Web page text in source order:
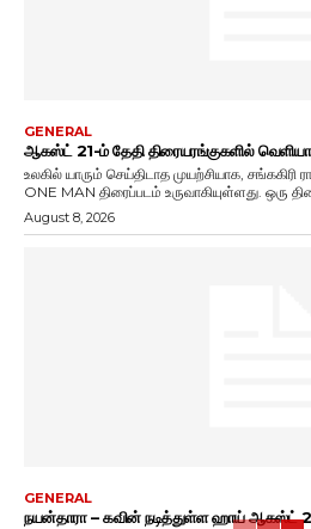
GENERAL
ஆகஸ்ட் 21-ம் தேதி திரையரங்குகளில்
உலகில் யாரும் செய்திடாத முயற்சியாக, சங்ககிரி
ONE MAN திரைப்படம் உருவாகியுள்ளது. ஒரு
August 8, 2026
GENERAL
நயன்தாரா – கவின் நடித்துள்ள ஹாய் ஆகஸ்ட்